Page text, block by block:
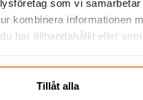
som vi samarbetar
kombinera informationen
har tillhandahållit eller
ditt samtycke.
Tillåt alla